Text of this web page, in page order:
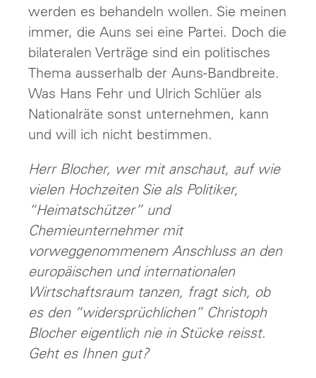
werden es behandeln wollen. Sie meinen
immer, die Auns sei eine Partei. Doch die
bilateralen Verträge sind ein politisches
Thema ausserhalb der Auns-Bandbreite.
Was Hans Fehr und Ulrich Schlüer als
Nationalräte sonst unternehmen, kann
und will ich nicht bestimmen.
Herr Blocher, wer mit anschaut, auf wie
vielen Hochzeiten Sie als Politiker,
“Heimatschützer” und
Chemieunternehmer mit
vorweggenommenem Anschluss an den
europäischen und internationalen
Wirtschaftsraum tanzen, fragt sich, ob
es den “widersprüchlichen” Christoph
Blocher eigentlich nie in Stücke reisst.
Geht es Ihnen gut?